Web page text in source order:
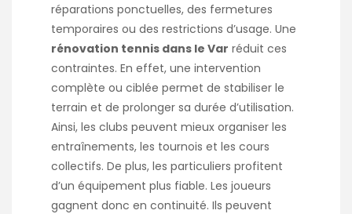
réparations ponctuelles, des fermetures
temporaires ou des restrictions d’usage. Une
rénovation tennis dans le Var réduit ces
contraintes. En effet, une intervention
complète ou ciblée permet de stabiliser le
terrain et de prolonger sa durée d’utilisation.
Ainsi, les clubs peuvent mieux organiser les
entraînements, les tournois et les cours
collectifs. De plus, les particuliers profitent
d’un équipement plus fiable. Les joueurs
gagnent donc en continuité. Ils peuvent